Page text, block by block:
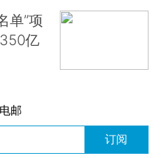
单”项
亿
邮
订阅